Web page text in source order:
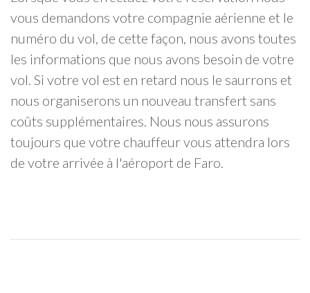
vous demandons votre compagnie aérienne et le
numéro du vol, de cette façon, nous avons toutes
les informations que nous avons besoin de votre
vol. Si votre vol est en retard nous le saurrons et
nous organiserons un nouveau transfert sans
coûts supplémentaires. Nous nous assurons
toujours que votre chauffeur vous attendra lors
de votre arrivée à l'aéroport de Faro.